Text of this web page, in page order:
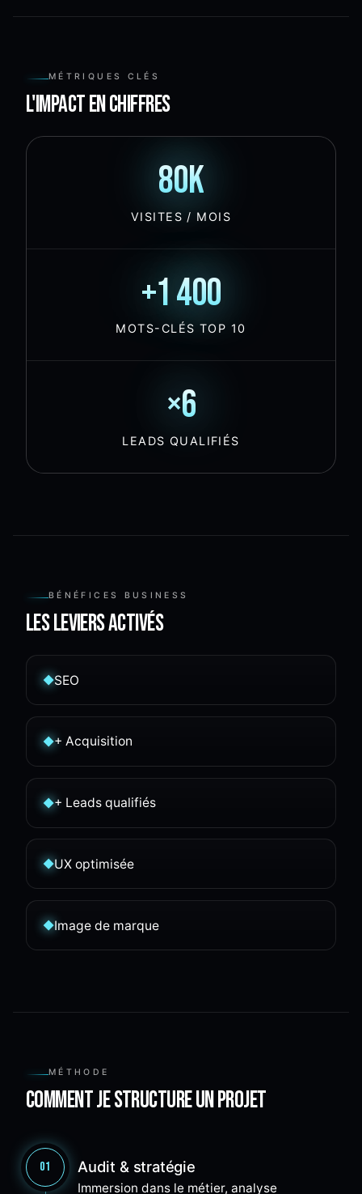
MÉTRIQUES CLÉS
L'impact en chiffres
80k
VISITES / MOIS
+1 400
MOTS-CLÉS TOP 10
×6
LEADS QUALIFIÉS
BÉNÉFICES BUSINESS
Les leviers activés
◆SEO
◆+ Acquisition
◆+ Leads qualifiés
◆UX optimisée
◆Image de marque
MÉTHODE
Comment je structure un projet
01 Audit & stratégie
Immersion dans le métier, analyse